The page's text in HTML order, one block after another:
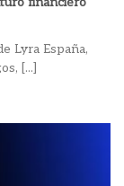
Lyra España,
[...]